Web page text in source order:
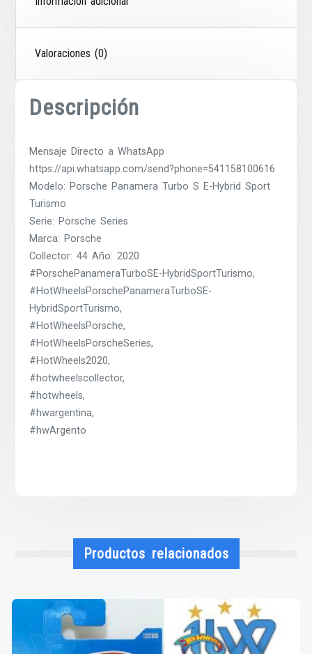
Valoraciones (0)
Descripción
Mensaje Directo a WhatsApp
https://api.whatsapp.com/send?phone=541158100616
Modelo: Porsche Panamera Turbo S E-Hybrid Sport
Turismo
Serie: Porsche Series
Marca: Porsche
Collector: 44 Año: 2020
#PorschePanameraTurboSE-HybridSportTurismo,
#HotWheelsPorschePanameraTurboSE-
HybridSportTurismo,
#HotWheelsPorsche,
#HotWheelsPorscheSeries,
#HotWheels2020,
#hotwheelscollector,
#hotwheels,
#hwargentina,
#hwArgento
Productos relacionados